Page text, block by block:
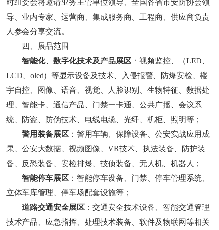
时组委会将邀请业务主管单位领导、全国各省市安防协会领
导、业内专家、运营商、集成服务商、工程商、供应商负责
人参会分享交流。
四
展品范围
智能化、数字化技术及产品展区 ：视频监控、 （LED、
LCD、oled）等显示设备及技术、
入侵报警、防爆安检、楼
宇自控、图像、语音、视觉、人脸识别、生物特征、数据处
理、智能卡、通信产品、门禁一卡通、公共广播、会议系
统、防盗、防伪技术、电线电缆、光纤、机柜、照明等 ；
警用装备展区 ：警用车辆、保障设备、公安实战应用成
果、公安大数据、视频图像、VR技术、执法装备、防护装
备、反恐装备、安检排爆、技侦装备、无人机、机器人；
智能停车展区 ：智能停车设备、门禁、停车管理系统、
立体车库管理、停车场配套设施等；
道路交通安全展区 ：交通安全技术设备、智能交通管理
技术产品、应急指挥、处理技术装备、软件及物联网等相关